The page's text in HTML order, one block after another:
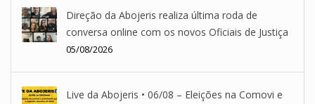
Direção da Abojeris realiza última roda de
conversa online com os novos Oficiais de Justiça
05/08/2026
Live da Abojeris • 06/08 – Eleições na Comovi e